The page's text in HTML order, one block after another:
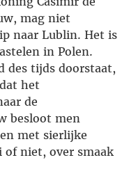
mag niet
naar Lublin. Het is
in Polen.
des tijds doorstaat,
het
de
besloot men
met sierlijke
of niet, over smaak